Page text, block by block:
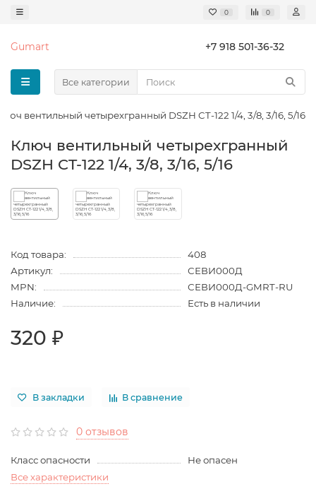
0 0
Gumart +7 918 501-36-32
Все категории
вентильный четырехгранный DSZH CT-122 1/4, 3/8, 3/16, 5/16
Ключ вентильный четырехгранный
DSZH CT-122 1/4, 3/8, 3/16, 5/16
Код товара:
408
Артикул:
СЕВИ000Д
MPN:
СЕВИ000Д-GMRT-RU
Наличие:
Есть в наличии
320 ₽
В закладки В сравнение
0 отзывов
Класс опасности
Не опасен
Все характеристики